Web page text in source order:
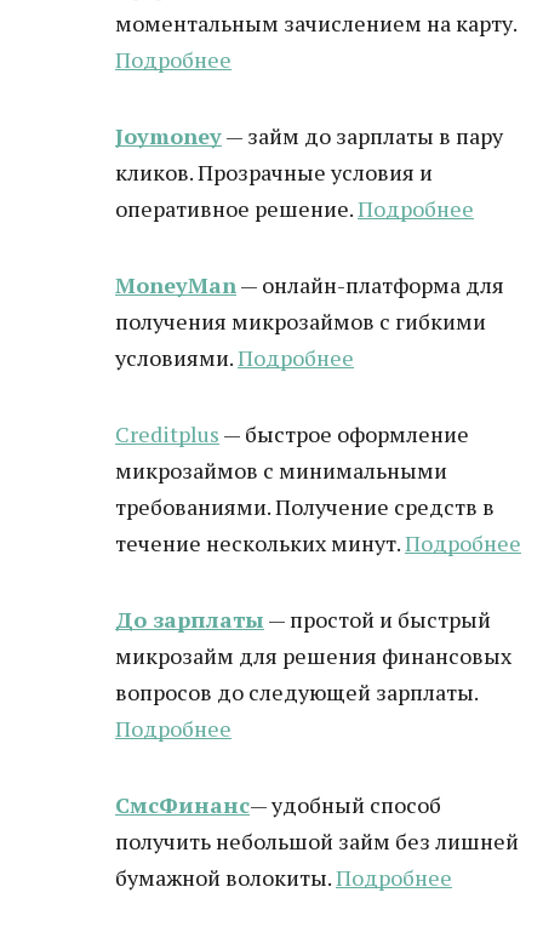
моментальным зачислением на карту.
Подробнее
Joymoney— займ до зарплаты в пару
кликов. Прозрачные условия и
оперативное решение.Подробнее
MoneyMan— онлайн-платформа для
получения микрозаймов с гибкими
условиями.Подробнее
Creditplus — быстрое оформление
микрозаймов с минимальными
требованиями. Получение средств в
течение нескольких минут.Подробнее
До зарплаты — простой и быстрый
микрозайм для решения финансовых
вопросов до следующей зарплаты.
Подробнее
СмсФинанс— удобный способ
получить небольшой займ без лишней
бумажной волокиты.Подробнее